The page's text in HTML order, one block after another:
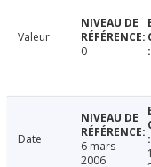
Valeur
0
Date
6 mars
2006